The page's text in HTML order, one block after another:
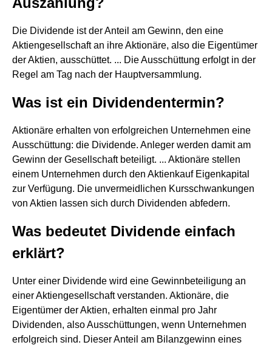
Die Dividende ist der Anteil am Gewinn, den eine
Aktiengesellschaft an ihre Aktionäre, also die Eigentümer
der Aktien, ausschüttet. ... Die Ausschüttung erfolgt in der
Regel am Tag nach der Hauptversammlung.
Was ist ein Dividendentermin?
Aktionäre erhalten von erfolgreichen Unternehmen eine
Ausschüttung: die Dividende. Anleger werden damit am
Gewinn der Gesellschaft beteiligt. ... Aktionäre stellen
einem Unternehmen durch den Aktienkauf Eigenkapital
zur Verfügung. Die unvermeidlichen Kursschwankungen
von Aktien lassen sich durch Dividenden abfedern.
Was bedeutet Dividende einfach
erklärt?
Unter einer Dividende wird eine Gewinnbeteiligung an
einer Aktiengesellschaft verstanden. Aktionäre, die
Eigentümer der Aktien, erhalten einmal pro Jahr
Dividenden, also Ausschüttungen, wenn Unternehmen
erfolgreich sind. Dieser Anteil am Bilanzgewinn eines